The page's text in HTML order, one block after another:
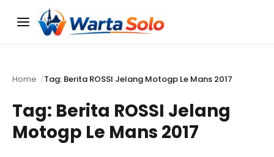
Menu
Home Tag: Berita ROSSI Jelang Motogp Le Mans 2017
Tag: Berita ROSSI Jelang
Motogp Le Mans 2017